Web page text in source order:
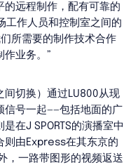
的远程制作，配有可靠的
工作人员和控制室之间的
所需要的制作技术合作
作业务。”
间切换）通过LU800从现
信号一起——包括地面的广
在J SPORTS的演播室中
则由Express在其东京的
，一路带图形的视频返送